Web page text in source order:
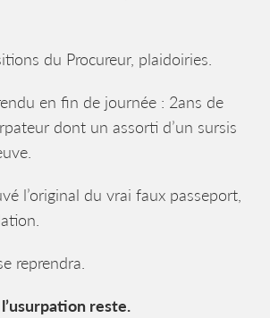
du Procureur, plaidoiries.
en fin de journée : 2ans de
dont un assorti d’un sursis
l’original du vrai faux passeport,
reprendra.
reste.